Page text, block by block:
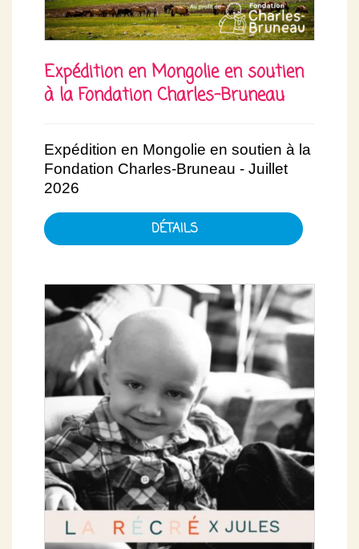
Expédition en Mongolie en soutien
à la Fondation Charles-Bruneau
Expédition en Mongolie en soutien à la
Fondation Charles-Bruneau - Juillet
2026
DÉTAILS